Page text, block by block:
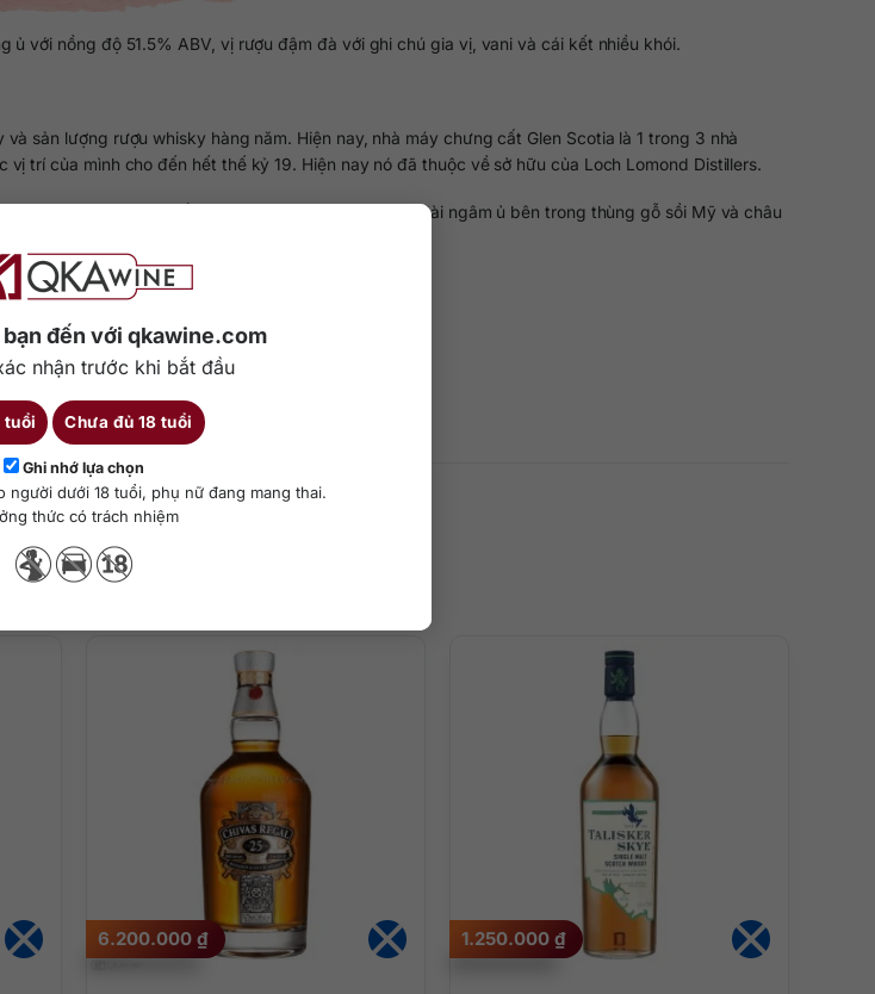
đến với qkawine.com
nhận trước khi bắt đầu
tuổi Chưa đủ 18 tuổi
Ghi nhớ lựa chọn
người dưới 18 tuổi, phụ nữ đang mang thai.
thức có trách nhiệm
với nồng độ 51.5% ABV, vị rượu đậm đà với ghi chú gia vị, vani và cái kết nhiều khói.
sản lượng rượu whisky hàng năm. Hiện nay, nhà máy chưng cất Glen Scotia là 1 trong 3 nhà
trí của mình cho đến hết thế kỷ 19. Hiện nay nó đã thuộc về sở hữu của Loch Lomond Distillers.
Scotia. Rượu ra mắt năm 2015 sau một thời gian dài ngâm ủ bên trong thùng gỗ sồi Mỹ và châu
thị trường Việt Nam.
gia vị ấm áp và mùi gỗ sồi đặc trưng từ thùng ủ.
chín tươi, socola đen, các loại hạt khô rang, các loại gia vị cay nồng và một chút mặn của muối
Chi tiết
phẩm tương tự
6.200.000 ₫ 1.250.000 ₫